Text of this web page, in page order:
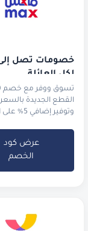
لكل العائلة
القطع الجديدة بالسعر
وتوفير إضافي
عرض كود
الخصم